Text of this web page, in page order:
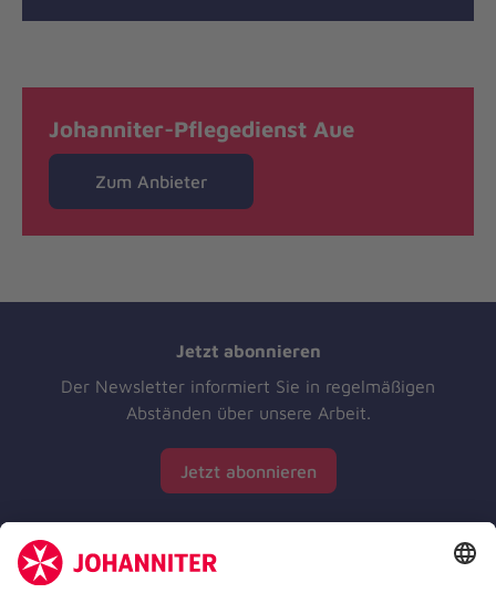
Johanniter-Pflegedienst Aue
Zum Anbieter
Jetzt abonnieren
Der Newsletter informiert Sie in regelmäßigen
Abständen über unsere Arbeit.
Jetzt abonnieren
Zertifizierung der Johanniter-Unfall-Hilfe e.V.